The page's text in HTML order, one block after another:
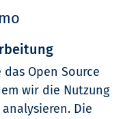
Open Source
wir die Nutzung
Die